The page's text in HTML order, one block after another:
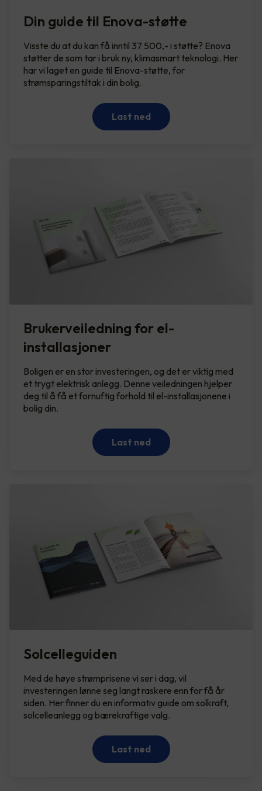
Din guide til Enova-støtte
Visste du at du kan få inntil 37 500,- i støtte? Enova
støtter de som tar i bruk ny, klimasmart teknologi. Her
har vi laget en guide til Enova-støtte, for
strømsparingstiltak i din bolig.
Last ned
Brukerveiledning for el-
installasjoner
Boligen er en stor investeringen, og det er viktig med
et trygt elektrisk anlegg. Denne veiledningen hjelper
deg til å få et fornuftig forhold til el-installasjonene i
bolig din.
Last ned
Solcelleguiden
Med de høye strømprisene vi ser i dag, vil
investeringen lønne seg langt raskere enn for få år
siden. Her finner du en informativ guide om solkraft,
solcelleanlegg og bærekraftige valg.
Last ned